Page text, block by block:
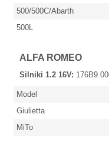
500/500C/Abarth
500L
ALFA ROMEO
Silniki 1.2 16V:
Model
Giulietta
MiTo